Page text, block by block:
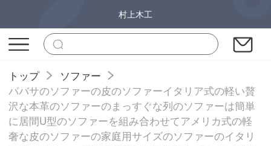
村上木工
トップ
ソファー
パバサのソファーの皮のソファーイタリア式の軽い贅
沢な本革のソファーのまっすぐな列のソファーは簡単
に居間U型のソファーを組み合わせてアメリカ式の軽
奢な皮のソファーの家庭用サイズのソファーのイタリ